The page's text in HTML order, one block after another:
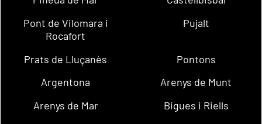
Pont de Vilomara i
Rocafort
Pujalt
Prats de Lluçanès
Pontons
Argentona
Arenys de Munt
Arenys de Mar
Bigues i Riells